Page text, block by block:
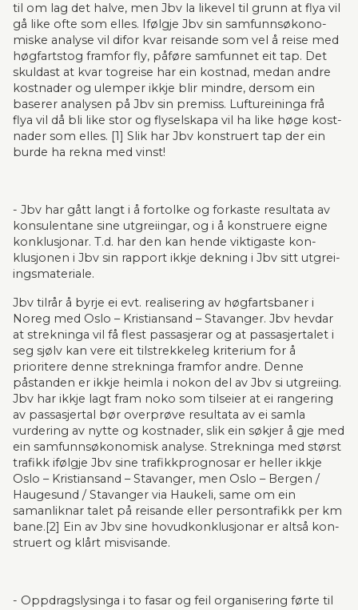
til om lag det halve, men Jbv la likevel til grunn at flya vil
gå like ofte som elles. Ifølgje Jbv sin samfunnsøko­no­
miske ana­lyse vil difor kvar reisande som vel å reise med
høg­fartstog framfor fly, påføre samfunnet eit tap. Det
skuldast at kvar togreise har ein kost­nad, medan andre
kostnader og ulemper ikkje blir mindre, dersom ein
baserer analysen på Jbv sin pre­miss. Luftureininga frå
flya vil då bli like stor og flyselskapa vil ha like høge kost­
na­der som elles. [1] Slik har Jbv konstruert tap der ein
burde ha rekna med vinst!
- Jbv har gått langt i å for­tolke og forkaste resultata av
konsulentane sine utgreiingar, og i å kon­struere eigne
konklu­sjo­nar. T.d. har den kan hende viktigaste kon­
klusjonen i Jbv sin rapport ikkje dekning i Jbv sitt utgrei­
ings­materiale.
Jbv tilrår å byrje ei evt. realisering av høgfartsbaner i
Noreg med Oslo – Kristiansand – Sta­van­ger. Jbv hevdar
at strekninga vil få flest passasjerar og at passasjertalet i
seg sjølv kan vere eit tilstrek­ke­leg kriterium for å
prioritere denne strekninga framfor andre. Denne
påstanden er ikkje heimla i nokon del av Jbv si utgreiing.
Jbv har ikkje lagt fram noko som tilseier at ei ran­gering
av passasjertal bør overprøve resultata av ei samla
vurdering av nytte og kostnader, slik ein søkjer å gje med
ein samfunnsøkonomisk analyse. Strekninga med størst
trafikk ifølgje Jbv sine trafikkprognosar er heller ikkje
Oslo – Kristiansand – Stavanger, men Oslo – Bergen /
Hau­gesund / Stavanger via Haukeli, same om ein
samanliknar talet på reisande eller persontrafikk per km
bane.[2] Ein av Jbv sine hovudkonklu­sjonar er altså kon­
struert og klårt mis­vi­sande.
- Oppdragslysinga i to fasar og feil organisering førte til